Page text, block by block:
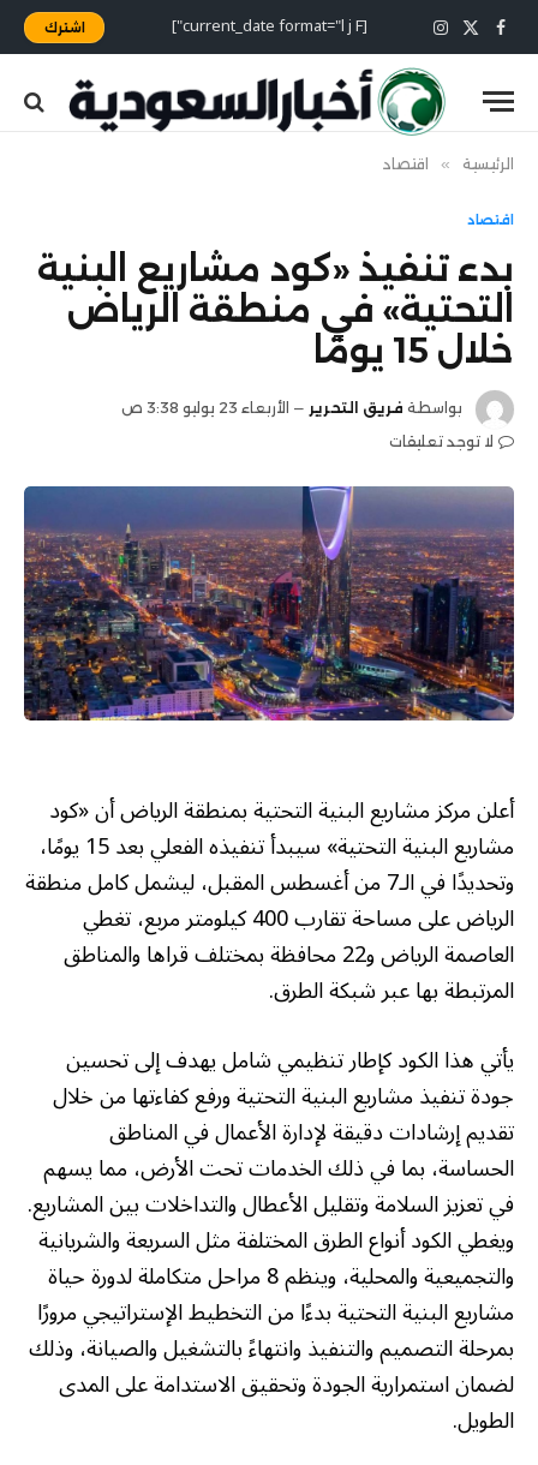
فيسبوك
X
(Twitter)
الانستغرام [current_date format="l j F"] اشترك
الرئيسية » اقتصاد
اقتصاد
بدء تنفيذ «كود مشاريع البنية
التحتية» في منطقة الرياض
خلال 15 يومًا
بواسطة فريق التحرير
الأربعاء 23 يوليو 3:38 ص
لا توجد تعليقات
أعلن مركز مشاريع البنية التحتية بمنطقة الرياض أن «كود
مشاريع البنية التحتية» سيبدأ تنفيذه الفعلي بعد 15 يومًا،
وتحديدًا في الـ7 من أغسطس المقبل، ليشمل كامل منطقة
الرياض على مساحة تقارب 400 كيلومتر مربع، تغطي
العاصمة الرياض و22 محافظة بمختلف قراها والمناطق
المرتبطة بها عبر شبكة الطرق.
يأتي هذا الكود كإطار تنظيمي شامل يهدف إلى تحسين
جودة تنفيذ مشاريع البنية التحتية ورفع كفاءتها من خلال
تقديم إرشادات دقيقة لإدارة الأعمال في المناطق
الحساسة، بما في ذلك الخدمات تحت الأرض، مما يسهم
في تعزيز السلامة وتقليل الأعطال والتداخلات بين المشاريع.
ويغطي الكود أنواع الطرق المختلفة مثل السريعة والشريانية
والتجميعية والمحلية، وينظم 8 مراحل متكاملة لدورة حياة
مشاريع البنية التحتية بدءًا من التخطيط الإستراتيجي مرورًا
بمرحلة التصميم والتنفيذ وانتهاءً بالتشغيل والصيانة، وذلك
لضمان استمرارية الجودة وتحقيق الاستدامة على المدى
الطويل.